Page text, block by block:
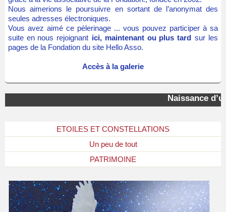
ETOILES ET CONSTELLATIONS
Un peu de tout
PATRIMOINE
Nous aimerions le poursuivre en sortant de l’anonymat des
seules adresses électroniques.
Vous avez aimé ce pèlerinage ... vous pouvez participer à sa
suite en nous rejoignant ici, maintenant ou plus tard sur les
pages de la Fondation du site Hello Asso.
Accès à la galerie
Naissance